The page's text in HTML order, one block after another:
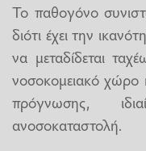
Το παθογόνο
διότι έχει την
να μεταδίδεται
νοσοκομειακό χώρο
πρόγνωσης,
ανοσοκαταστολή.